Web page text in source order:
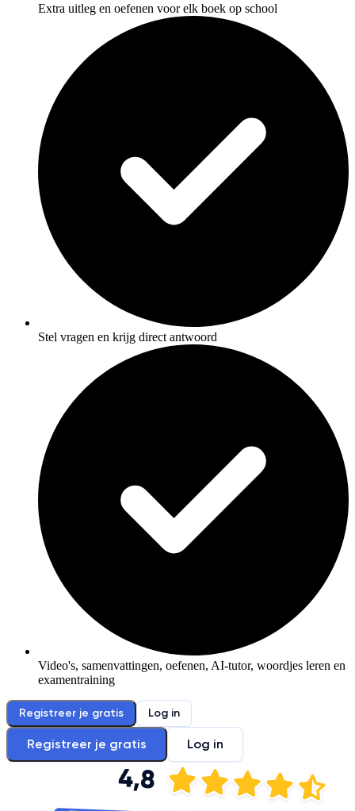
Extra uitleg en oefenen voor elk boek op school
Stel vragen en krijg direct antwoord
Video's, samenvattingen, oefenen, AI-tutor, woordjes leren en
examentraining
Registreer je gratis Log in
Registreer je gratis Log in